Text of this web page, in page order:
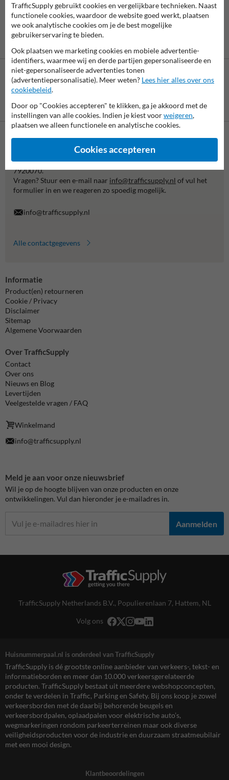
Betaling achteraf
is mogelijk
Neem contact met ons op
Wij zijn op werkdagen (van 8.00 tot 17.00) te bereiken op 038-
7920070.
Vragen? Stuur een e-mail naar info@trafficsupply.nl of vul het
formulier in en we reageren zo spoedig mogelijk.
info@trafficsupply.nl
Alle contactgegevens
Informatie
Product(en) retourneren
Cookie / Privacy
Disclaimer
Sitemap
Algemene Voorwaarden
Over TrafficSupply
Contact
Over ons
Nieuws en Blog
Levertijden
Veelgestelde vragen / FAQ
Winkelmand
info@trafficsupply.nl
Meld je aan voor onze nieuwsbrief
Wil je op de hoogte blijven van onze producten en onze
ontwikkelingen. Vul dan hieronder je e-mailadres in.
Aanmelden
TrafficSupply Netherlands B.V., Populierenlaan 7, Hattem, NL
Volg ons
Huisnummerpaal.nl is onderdeel van TrafficSupply
TrafficSupply is dé grootste online aanbieder van verkeers-, tekst- en
informatieborden en meer dan 10.000 verkeersgerelateerde
producten. TrafficSupply bestaat uit meerdere webshopconcepten,
onder te verdelen in Traffic, Parking en Safety. Bij ons koop je zowel
verkeersborden met de daarbij behorende beugels en
verkeersbordpalen, oplaadpalen voor elektrische auto’s,
wegmarkeringen rondom parkeerterreinen maar ook diverse
veiligheidsproducten voor de industrie en duurzaam straatmeubilair
met een mooi design.
Klantbeoordelingen
TrafficSupply gebruikt cookies en vergelijkbare technieken. Naast
functionele cookies, waardoor de website goed werkt, plaatsen
we ook analytische cookies om je de best mogelijke
gebruikerservaring te bieden.
Ook plaatsen we marketing cookies en mobiele advertentie-
identifiers, waarmee wij en derde partijen gepersonaliseerde en
niet-gepersonaliseerde advertenties tonen
(advertentiepersonalisatie). Meer weten? Lees hier alles over ons
cookiebeleid.
Door op "Cookies accepteren" te klikken, ga je akkoord met de
instellingen van alle cookies. Indien je kiest voorweigeren,
plaatsen we alleen functionele en analytische cookies.
Cookies accepteren